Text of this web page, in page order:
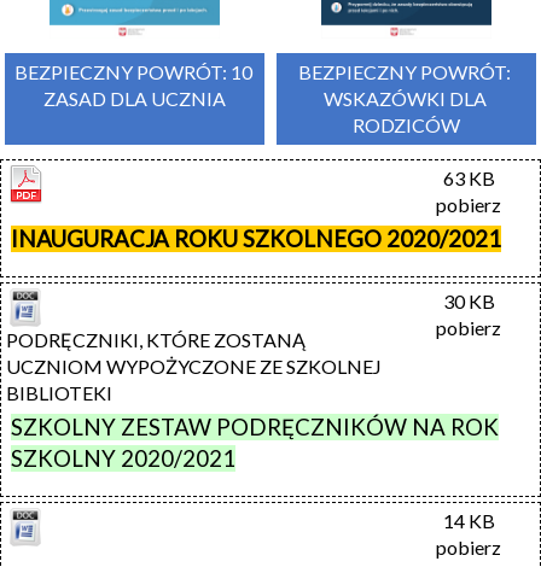
BEZPIECZNY POWRÓT: 10
ZASAD DLA UCZNIA
BEZPIECZNY POWRÓT:
WSKAZÓWKI DLA
RODZICÓW
63 KB
pobierz
INAUGURACJA ROKU SZKOLNEGO 2020/2021
PODRĘCZNIKI, KTÓRE ZOSTANĄ
UCZNIOM WYPOŻYCZONE ZE SZKOLNEJ
BIBLIOTEKI
30 KB
pobierz
SZKOLNY ZESTAW PODRĘCZNIKÓW NA ROK
SZKOLNY 2020/2021
14 KB
pobierz